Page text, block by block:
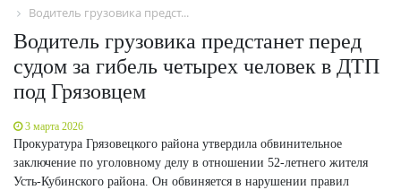
Водитель грузовика предст...
Водитель грузовика предстанет перед
судом за гибель четырех человек в ДТП
под Грязовцем
3 марта 2026
Прокуратура Грязовецкого района утвердила обвинительное
заключение по уголовному делу в отношении 52-летнего жителя
Усть-Кубинского района. Он обвиняется в нарушении правил